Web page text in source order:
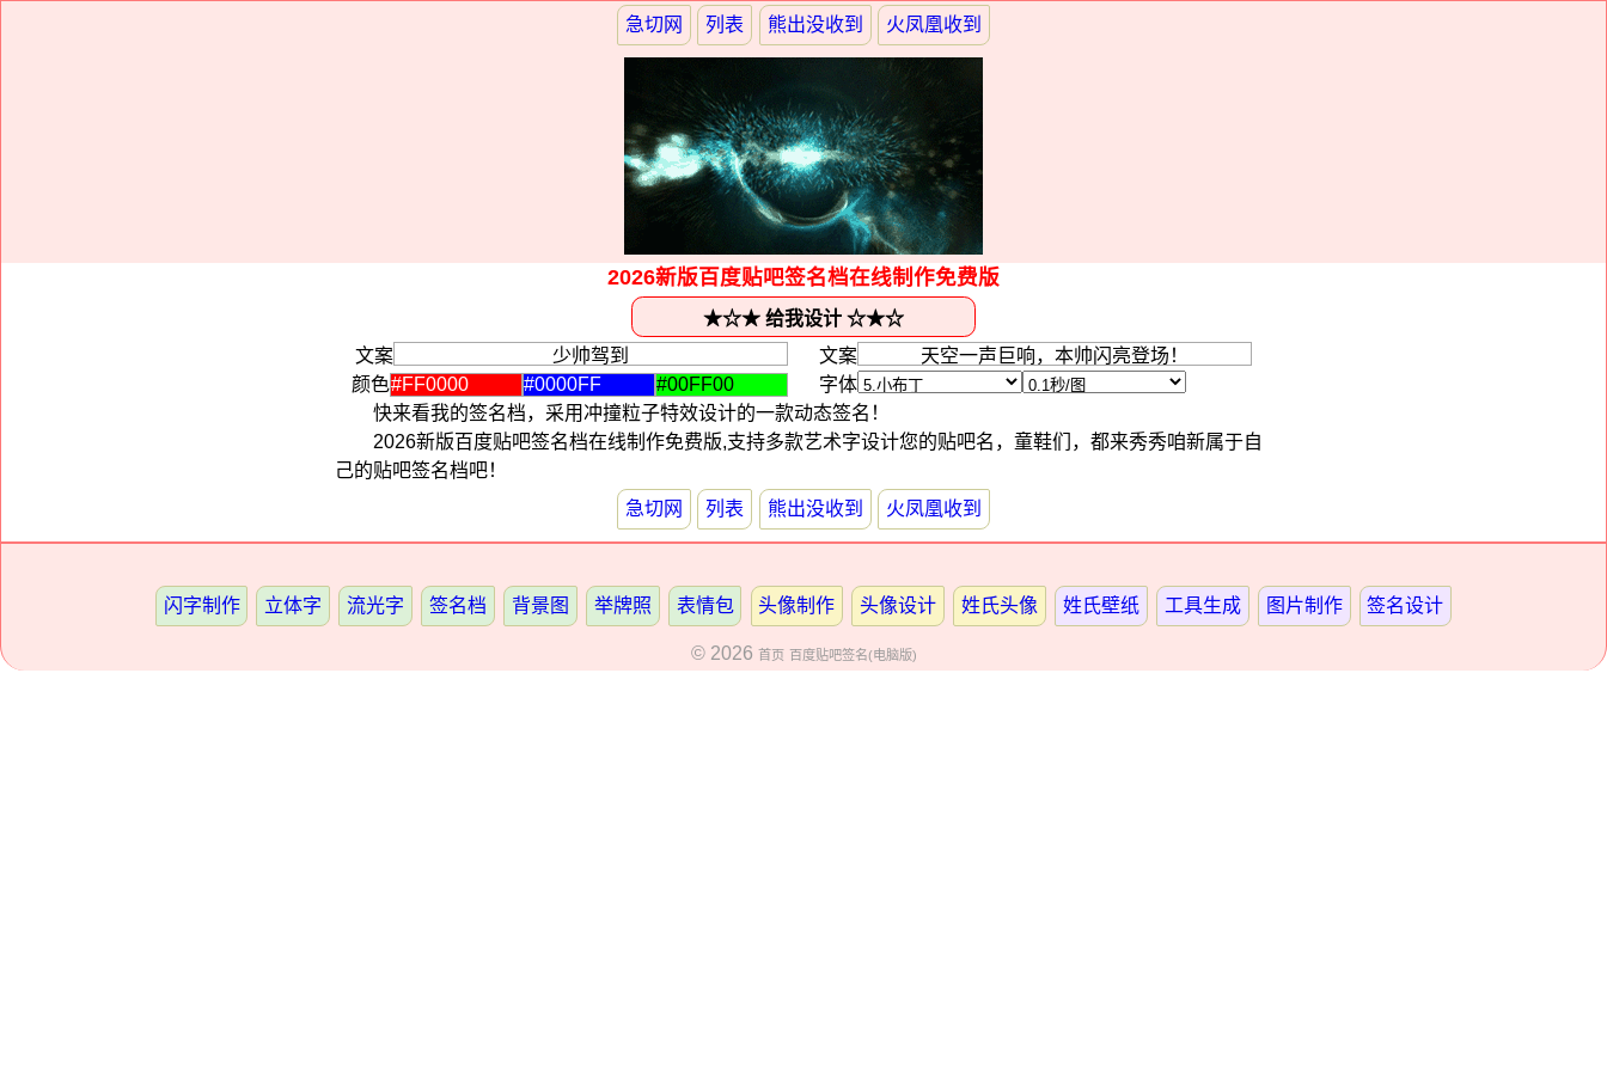
急切网 列表 熊出没收到 火凤凰收到
2026新版百度贴吧签名档在线制作免费版
文案
文案
颜色
字体
快来看我的签名档，采用冲撞粒子特效设计的一款动态签名！
2026新版百度贴吧签名档在线制作免费版,支持多款艺术字设计您的贴吧名，童鞋们，都来秀秀咱新属于自
己的贴吧签名档吧！
急切网
列表 熊出没收到 火凤凰收到
闪字制作 立体字 流光字 签名档 背景图 举牌照 表情包 头像制作 头像设计 姓氏头像 姓氏壁纸 工具生成 图片制作 签名设计
© 2026 首页 百度贴吧签名(电脑版)